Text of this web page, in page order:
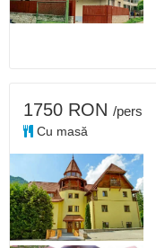
1750 RON /pers
Cu masă